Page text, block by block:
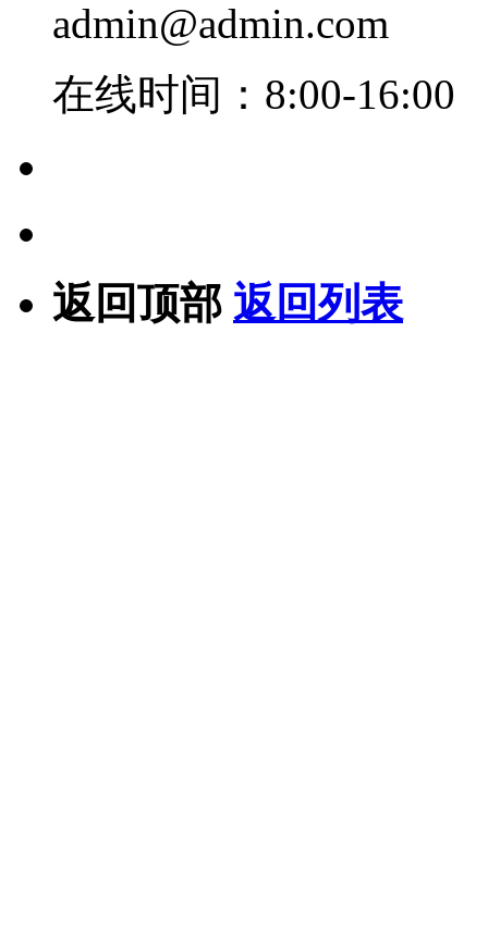
admin@admin.com
在线时间：8:00-16:00
返回顶部 返回列表